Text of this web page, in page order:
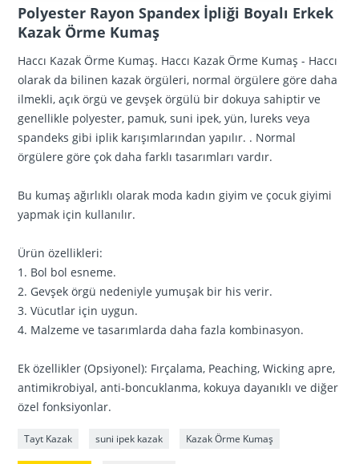
Polyester Rayon Spandex İpliği Boyalı Erkek
Kazak Örme Kumaş
Haccı Kazak Örme Kumaş. Haccı Kazak Örme Kumaş - Haccı
olarak da bilinen kazak örgüleri, normal örgülere göre daha
ilmekli, açık örgü ve gevşek örgülü bir dokuya sahiptir ve
genellikle polyester, pamuk, suni ipek, yün, lureks veya
spandeks gibi iplik karışımlarından yapılır. . Normal
örgülere göre çok daha farklı tasarımları vardır.
Bu kumaş ağırlıklı olarak moda kadın giyim ve çocuk giyimi
yapmak için kullanılır.
Ürün özellikleri:
1. Bol bol esneme.
2. Gevşek örgü nedeniyle yumuşak bir his verir.
3. Vücutlar için uygun.
4. Malzeme ve tasarımlarda daha fazla kombinasyon.
Ek özellikler (Opsiyonel): Fırçalama, Peaching, Wicking apre,
antimikrobiyal, anti-boncuklanma, kokuya dayanıklı ve diğer
özel fonksiyonlar.
Tayt Kazak suni ipek kazak Kazak Örme Kumaş